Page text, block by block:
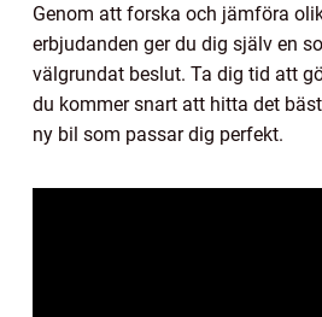
Genom att forska och jämföra
erbjudanden ger du dig själv en
välgrundat beslut. Ta dig tid att
du kommer snart att hitta det
ny bil som passar dig perfekt.